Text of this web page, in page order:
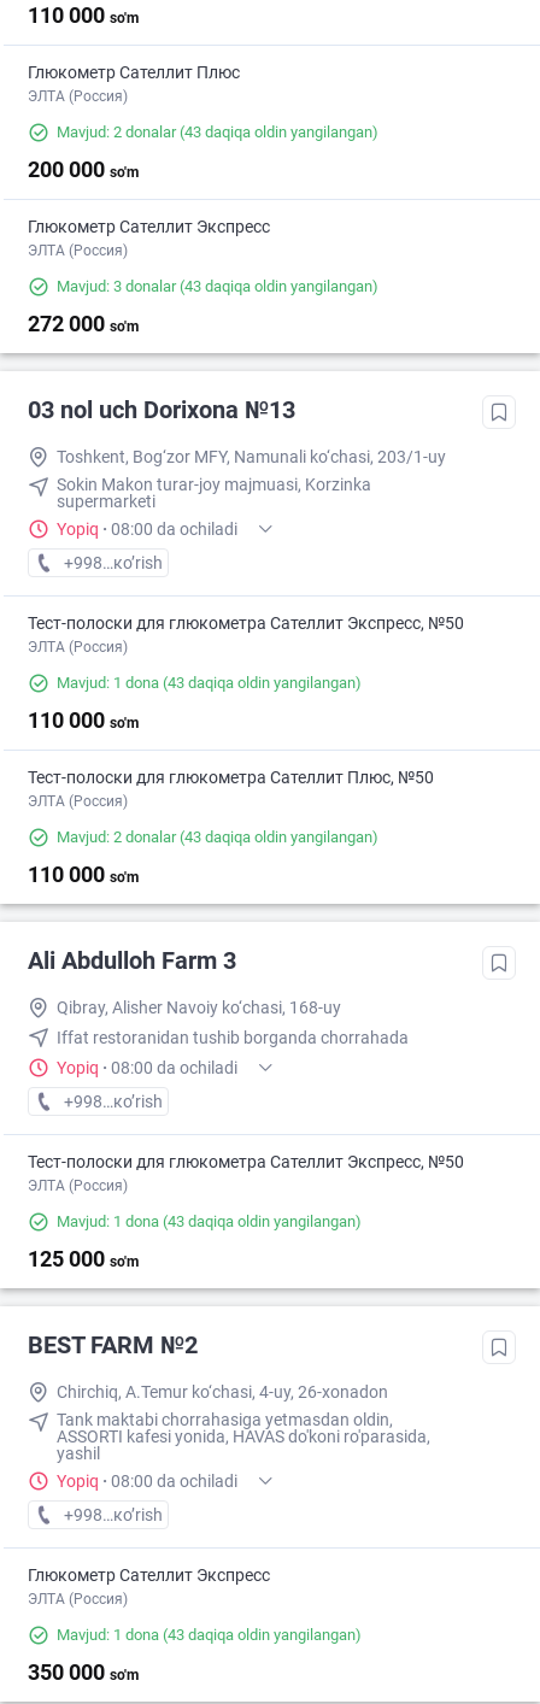
110 000 so'm
Глюкометр Сателлит Плюс
ЭЛТА (Россия)
Mavjud: 2 donalar(43 daqiqa oldin yangilangan)
200 000 so'm
Глюкометр Сателлит Экспресс
ЭЛТА (Россия)
Mavjud: 3 donalar(43 daqiqa oldin yangilangan)
272 000 so'm
03 nol uch Dorixona №13
Toshkent, Bog‘zor MFY, Namunali ko‘chasi, 203/1-uy
Sokin Makon turar-joy majmuasi, Korzinka
supermarketi
Yopiq · 08:00 da ochiladi
+998 (77) XXX-XX-XX
кo’rish
Тест-полоски для глюкометра Сателлит Экспресс, №50
ЭЛТА (Россия)
Mavjud: 1 dona (43 daqiqa oldin yangilangan)
110 000 so'm
Тест-полоски для глюкометра Сателлит Плюс, №50
ЭЛТА (Россия)
Mavjud: 2 donalar(43 daqiqa oldin yangilangan)
110 000 so'm
Ali Abdulloh Farm 3
Qibray, Alisher Navoiy ko‘chasi, 168-uy
Iffat restoranidan tushib borganda chorrahada
Yopiq · 08:00 da ochiladi
+998 (93) XXX-XX-XX
кo’rish
Тест-полоски для глюкометра Сателлит Экспресс, №50
ЭЛТА (Россия)
Mavjud: 1 dona (43 daqiqa oldin yangilangan)
125 000 so'm
BEST FARM №2
Chirchiq, A.Temur ko‘chasi, 4-uy, 26-xonadon
Tank maktabi chorrahasiga yetmasdan oldin,
ASSORTI kafesi yonida, HAVAS do'koni ro'parasida,
yashil
Yopiq · 08:00 da ochiladi
+998 (71) XXX-XX-XX
кo’rish
Глюкометр Сателлит Экспресс
ЭЛТА (Россия)
Mavjud: 1 dona (43 daqiqa oldin yangilangan)
350 000 so'm